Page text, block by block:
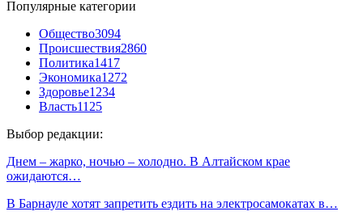
Популярные категории
Общество3094
Происшествия2860
Политика1417
Экономика1272
Здоровье1234
Власть1125
Выбор редакции:
Днем – жарко, ночью – холодно. В Алтайском крае
ожидаются…
В Барнауле хотят запретить ездить на электросамокатах в…